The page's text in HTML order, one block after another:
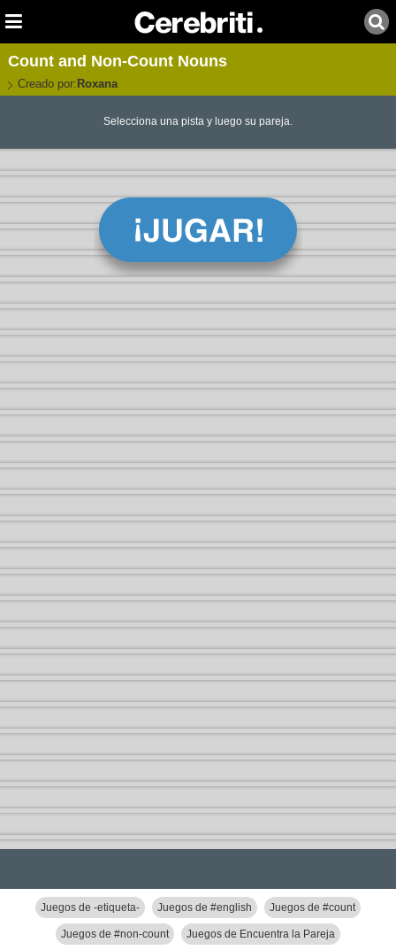
Count and Non-Count Nouns
Creado por: Roxana
Selecciona una pista y luego su pareja.
Juegos de -etiqueta- Juegos de #english Juegos de #count
Juegos de #non-count Juegos de Encuentra la Pareja